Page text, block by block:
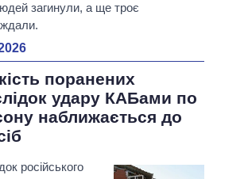
загинули, а ще троє
поранених
удару КАБами по
наближається до
російського